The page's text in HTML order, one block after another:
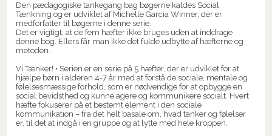
Den pædagogiske tankegang bag bøgerne kaldes Social
Tænkning og er udviklet af Michelle Garcia Winner, der er
medforfatter til bøgerne i denne serie.
Det er vigtigt, at de fem hæfter ikke bruges uden at inddrage
denne bog. Ellers får man ikke det fulde udbytte af hæfterne og
metoden.
Vi Tænker! • Serien er en serie på 5 hæfter, der er udviklet for at
hjælpe børn i alderen 4-7 år med at forstå de sociale, mentale og
følelsesmæssige forhold, som er nødvendige for at opbygge en
social bevidsthed og kunne agere og kommunikere socialt. Hvert
hæfte fokuserer på et bestemt element i den sociale
kommunikation – fra det helt basale om, hvad tanker og følelser
er, til det at indgå i en gruppe og at lytte med hele kroppen.